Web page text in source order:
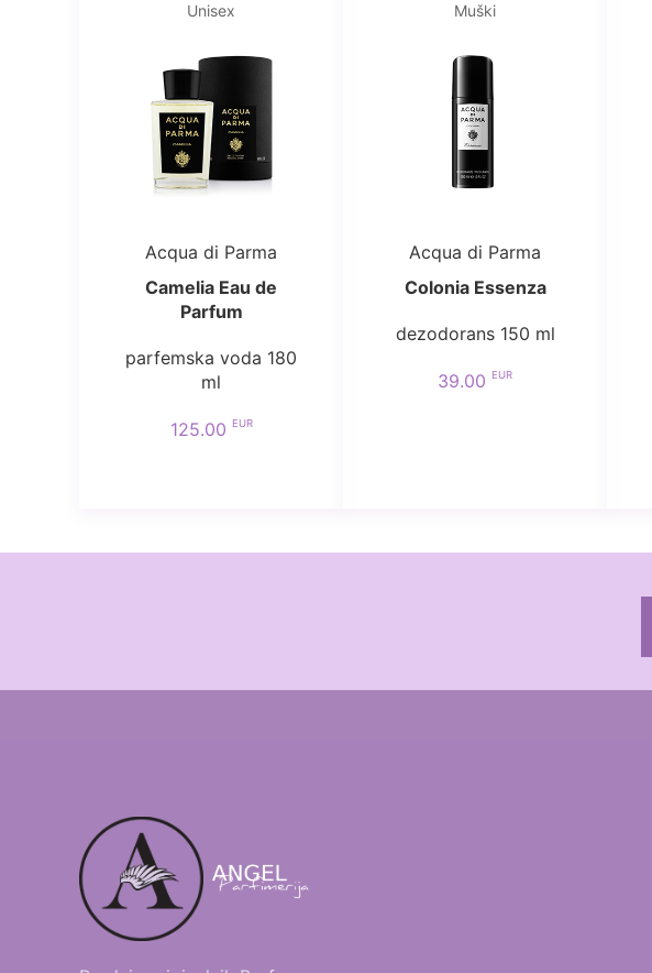
Unisex
Acqua di Parma
Camelia Eau de
Parfum
parfemska voda 180
ml
125.00 EUR
Muški
Acqua di Parma
Colonia Essenza
dezodorans 150 ml
39.00 EUR